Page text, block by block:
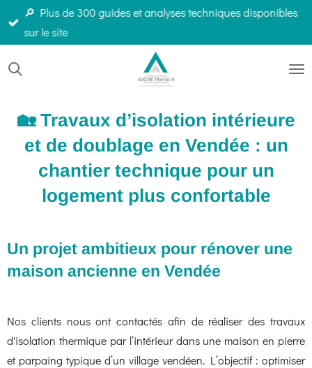
Passer
principal
🔎 Plus de 300 guides et analyses techniques disponibles
sur le site
🏡 Travaux d’isolation intérieure
et de doublage en Vendée : un
chantier technique pour un
logement plus confortable
Un projet ambitieux pour rénover une
maison ancienne en Vendée
Nos clients nous ont contactés afin de réaliser des travaux
d'isolation thermique par l’intérieur dans une maison en pierre
et parpaing typique d’un village vendéen. L’objectif : optimiser